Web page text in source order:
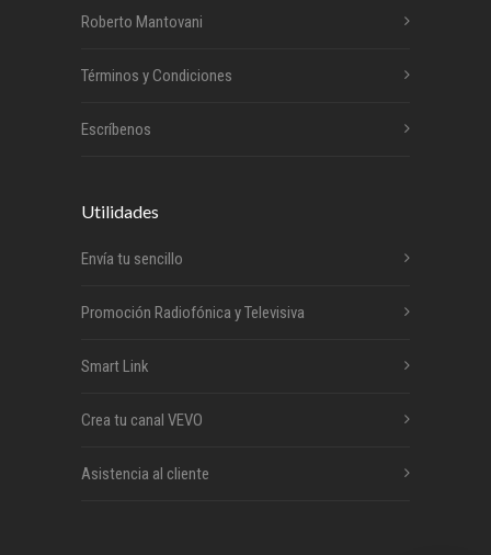
Roberto Mantovani
Términos y Condiciones
Escríbenos
Utilidades
Envía tu sencillo
Promoción Radiofónica y Televisiva
Smart Link
Crea tu canal VEVO
Asistencia al cliente